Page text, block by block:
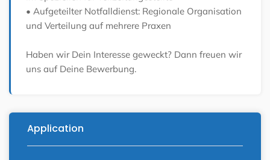
• Aufgeteilter Notfalldienst: Regionale Organisation
und Verteilung auf mehrere Praxen
Haben wir Dein Interesse geweckt? Dann freuen wir
uns auf Deine Bewerbung.
Application